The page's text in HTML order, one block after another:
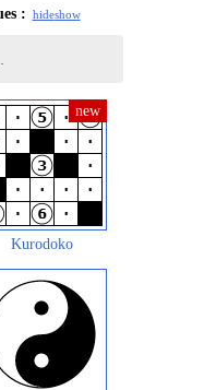
: hideshow
Kurodoko